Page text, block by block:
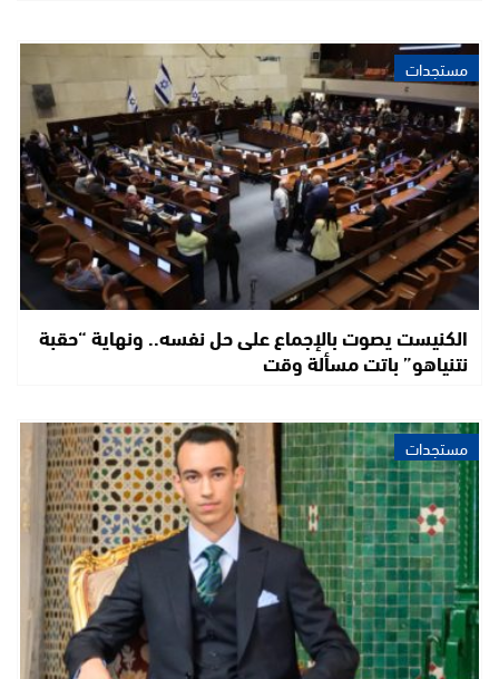
مستجدات
الكنيست يصوت بالإجماع على حل نفسه.. ونهاية “حقبة
نتنياهو” باتت مسألة وقت
مستجدات